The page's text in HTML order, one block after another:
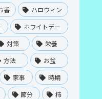
香
ハロウィン
ホワイトデー
対策
栄養
方法
お盆
家事
時期
節分
柿